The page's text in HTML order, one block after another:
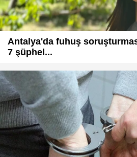
Antalya'da fuhuş
7 şüphel...